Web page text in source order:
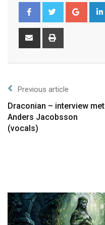
Previous article
Draconian – interview met
Anders Jacobsson
(vocals)